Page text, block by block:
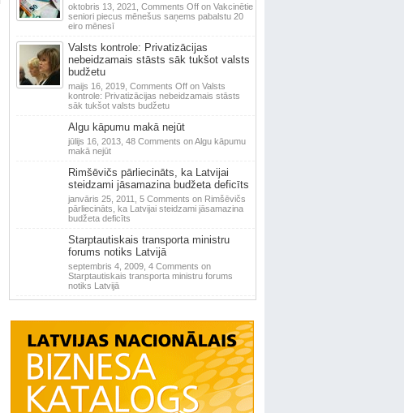
oktobris 13, 2021, Comments Offon Vakcinētie
seniori piecus mēnešus saņems pabalstu 20
eiro mēnesī
Valsts kontrole: Privatizācijas
nebeidzamais stāsts sāk tukšot valsts
budžetu
maijs 16, 2019, Comments Offon Valsts
kontrole: Privatizācijas nebeidzamais stāsts
sāk tukšot valsts budžetu
Algu kāpumu makā nejūt
jūlijs 16, 2013, 48 Comments on Algu kāpumu
makā nejūt
Rimšēvičs pārliecināts, ka Latvijai
steidzami jāsamazina budžeta deficīts
janvāris 25, 2011, 5 Comments on Rimšēvičs
pārliecināts, ka Latvijai steidzami jāsamazina
budžeta deficīts
Starptautiskais transporta ministru
forums notiks Latvijā
septembris 4, 2009, 4 Comments on
Starptautiskais transporta ministru forums
notiks Latvijā